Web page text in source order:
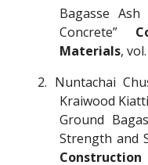
Bagasse
Concrete”
Materials,
2. Nuntachai
Kraiwood
Ground
Strength and